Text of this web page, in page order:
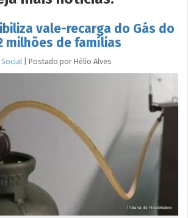
vale-recarga do Gás do
milhões de famílias
Social Postado por Hélio Alves